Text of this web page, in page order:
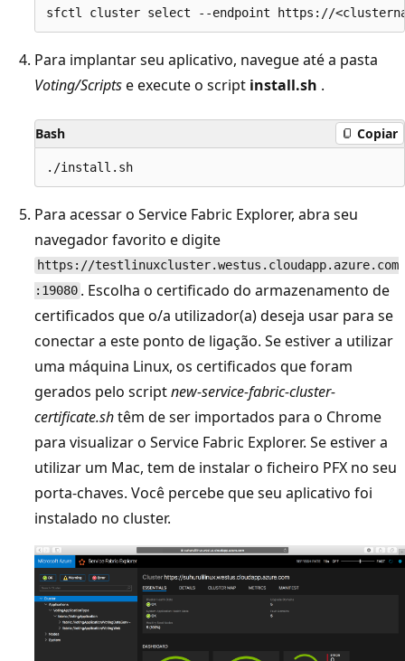
Para implantar seu aplicativo, navegue até a pasta
Voting/Scriptse execute o script install.sh .
Bash Copiar
Para acessar o Service Fabric Explorer, abra seu
navegador favorito e digite
https://testlinuxcluster.westus.cloudapp.azure.com
:19080 . Escolha o certificado do armazenamento de
certificados que o/a utilizador(a) deseja usar para se
conectar a este ponto de ligação. Se estiver a utilizar
uma máquina Linux, os certificados que foram
gerados pelo scriptnew-service-fabric-cluster-
certificate.shtêm de ser importados para o Chrome
para visualizar o Service Fabric Explorer. Se estiver a
utilizar um Mac, tem de instalar o ficheiro PFX no seu
porta-chaves. Você percebe que seu aplicativo foi
instalado no cluster.